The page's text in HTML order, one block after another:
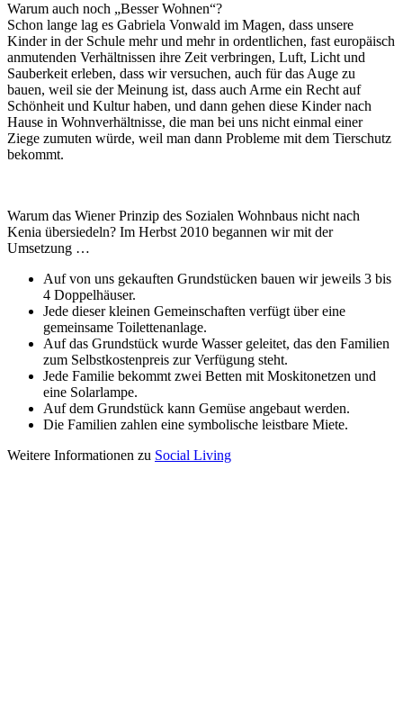
Warum auch noch „Besser Wohnen“?
Schon lange lag es Gabriela Vonwald im Magen, dass unsere
Kinder in der Schule mehr und mehr in ordentlichen, fast europäisch
anmutenden Verhältnissen ihre Zeit verbringen, Luft, Licht und
Sauberkeit erleben, dass wir versuchen, auch für das Auge zu
bauen, weil sie der Meinung ist, dass auch Arme ein Recht auf
Schönheit und Kultur haben, und dann gehen diese Kinder nach
Hause in Wohnverhältnisse, die man bei uns nicht einmal einer
Ziege zumuten würde, weil man dann Probleme mit dem Tierschutz
bekommt.
Warum das Wiener Prinzip des Sozialen Wohnbaus nicht nach
Kenia übersiedeln? Im Herbst 2010 begannen wir mit der
Umsetzung …
Auf von uns gekauften Grundstücken bauen wir jeweils 3 bis
4 Doppelhäuser.
Jede dieser kleinen Gemeinschaften verfügt über eine
gemeinsame Toilettenanlage.
Auf das Grundstück wurde Wasser geleitet, das den Familien
zum Selbstkostenpreis zur Verfügung steht.
Jede Familie bekommt zwei Betten mit Moskitonetzen und
eine Solarlampe.
Auf dem Grundstück kann Gemüse angebaut werden.
Die Familien zahlen eine symbolische leistbare Miete.
Weitere Informationen zu Social Living